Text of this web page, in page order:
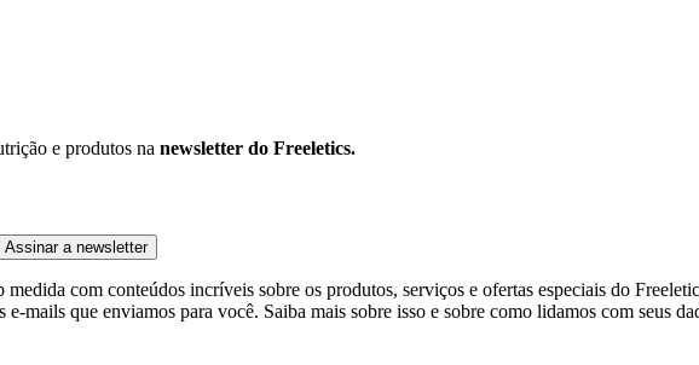
e produtos na newsletter do Freeletics.
Assinar a newsletter
com conteúdos incríveis sobre os produtos, serviços e ofertas especiais do
mails que enviamos para você. Saiba mais sobre isso e sobre como lidamos com seus